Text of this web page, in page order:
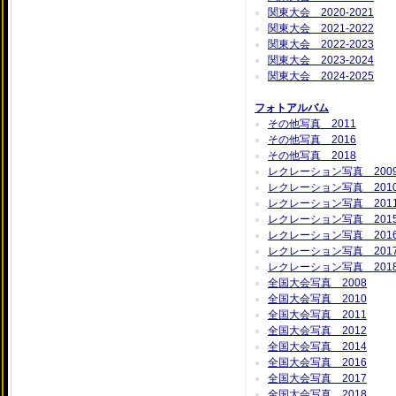
関東大会 2020-2021
関東大会 2021-2022
関東大会 2022-2023
関東大会 2023-2024
関東大会 2024-2025
フォトアルバム
その他写真 2011
その他写真 2016
その他写真 2018
レクレーション写真
レクレーション写真
レクレーション写真
レクレーション写真
レクレーション写真
レクレーション写真
レクレーション写真
全国大会写真 2008
全国大会写真 2010
全国大会写真 2011
全国大会写真 2012
全国大会写真 2014
全国大会写真 2016
全国大会写真 2017